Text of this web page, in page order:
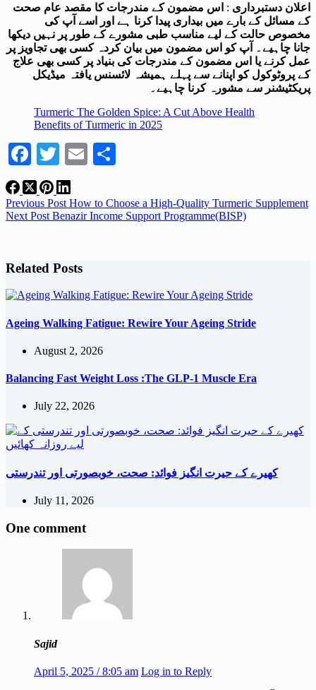
اعلان دستبرداری : اس مضمون کے مندرجات کا مقصد عام صحت
کے مسائل کے بارے میں بیداری پیدا کرنا ہے اور اسے آپ کی
مخصوص حالت کے لیے مناسب طبی مشورے کے طور پر نہیں دیکھا
جانا چاہیے۔ آپ کو اس مضمون میں بیان کردہ کسی بھی تجاویز پر
عمل کرنے یا اس مضمون کے مندرجات کی بنیاد پر کسی بھی علاج
کے پروٹوکول کو اپنانے سے پہلے ہمیشہ لائسنس یافتہ میڈیکل
پریکٹیشنر سے مشورہ کرنا چاہیے۔
Turmeric The Golden Spice: A Cut Above Health
Benefits of Turmeric in 2025
Facebook
TwitterEmail
Previous Post How to Choose a High-Quality Turmeric Supplement
Next Post Benazir Income Support Programme(BISP)
Related Posts
Ageing Walking Fatigue: Rewire Your Ageing Stride
August 2, 2026
Balancing Fast Weight Loss :The GLP-1 Muscle Era
July 22, 2026
کھیرے کے حیرت انگیز فوائد: صحت، خوبصورتی اور تندرستی
July 11, 2026
One comment
Sajid
April 5, 2025 / 8:05 am Log in to Reply